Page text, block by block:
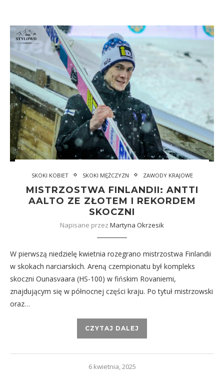
SKOKI KOBIET SKOKI MĘŻCZYZN ZAWODY KRAJOWE
MISTRZOSTWA FINLANDII: ANTTI
AALTO ZE ZŁOTEM I REKORDEM
SKOCZNI
Napisane przez Martyna Okrzesik
W pierwszą niedzielę kwietnia rozegrano mistrzostwa Finlandii
w skokach narciarskich. Areną czempionatu był kompleks
skoczni Ounasvaara (HS-100) w fińskim Rovaniemi,
znajdującym się w północnej części kraju. Po tytuł mistrzowski
oraz…
CZYTAJ DALEJ
6 kwietnia, 2025